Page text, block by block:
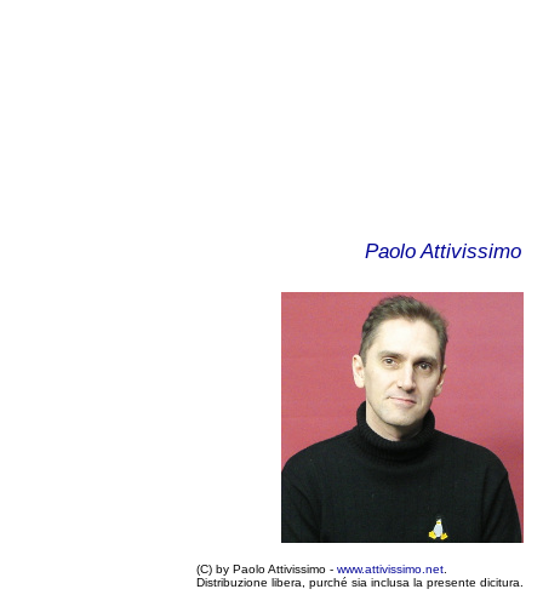
Paolo Attivissimo
(C) by Paolo Attivissimo - www.attivissimo.net
Distribuzione libera, purché sia inclusa la presente dicitura.